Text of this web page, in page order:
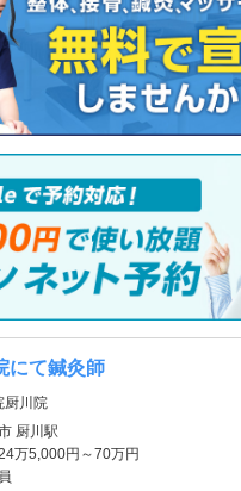
にて鍼灸師
厨川院
厨川駅
万5,000円～70万円